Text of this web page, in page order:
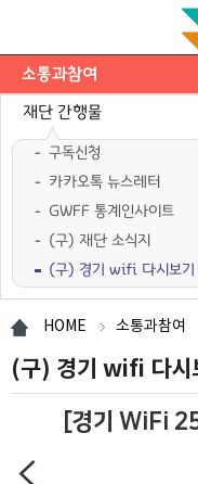
소통과참여
공지사항
채용공고
모집/행사
카드뉴스
언론보도
도민의 의견
재단 간행물
구독신청
카카오톡 뉴스레터
GWFF 통계인사이트
(구) 재단 소식지
(구) 경기 wifi 다시보기
HOME 소통과참여
(구) 경기 wifi 다시
[경기 WiFi